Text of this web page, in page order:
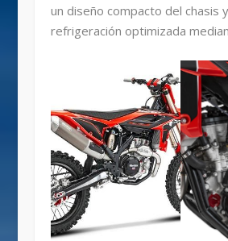
un diseño compacto del chasis
refrigeración optimizada